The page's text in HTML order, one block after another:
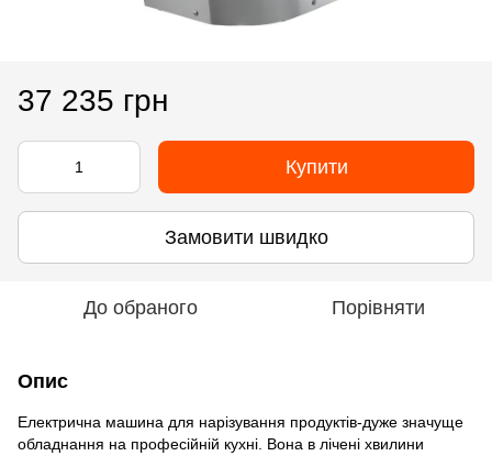
37 235 грн
Купити
Замовити швидко
До обраного Порівняти
Опис
Електрична машина для нарізування продуктів-дуже значуще
обладнання на професійній кухні. Вона в лічені хвилини